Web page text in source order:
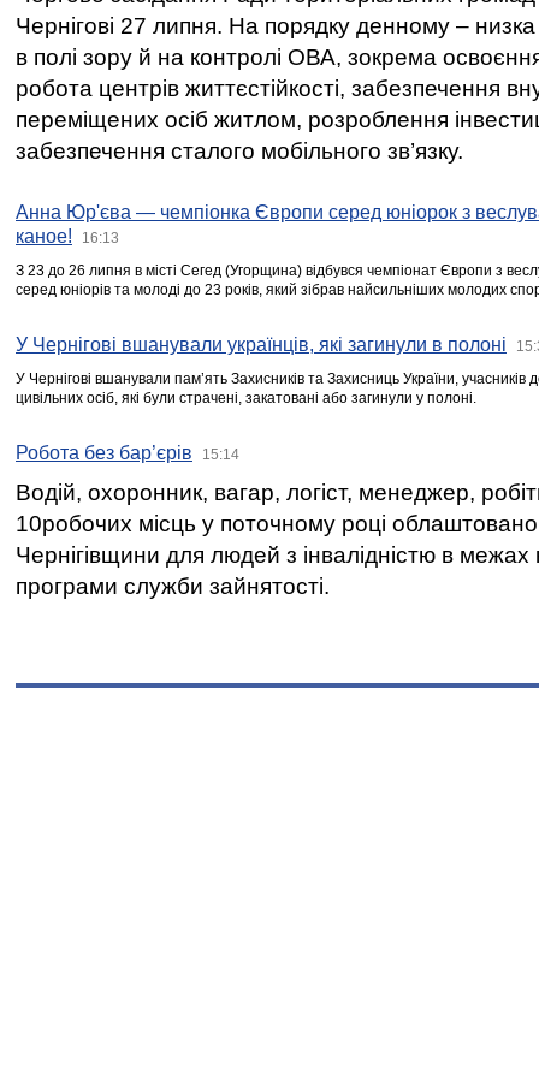
Чернігові 27 липня. На порядку денному –
в полі зору й на контролі ОВА, зокрема освоєння
робота центрів життєстійкості, забезпечення
переміщених осіб житлом, розроблення
забезпечення сталого мобільного зв’язку.
Анна Юр'єва — чемпіонка Європи серед юніорок з
каное!
16:13
З 23 до 26 липня в місті Сегед (Угорщина) відбувся чемпіонат Європи з
серед юніорів та молоді до 23 років, який зібрав найсильніших молодих
У Чернігові вшанували українців, які загинули в полоні
У Чернігові вшанували пам’ять Захисників та Захисниць України,
цивільних осіб, які були страчені, закатовані або загинули у полоні.
Робота без бар’єрів 15:14
Водій, охоронник, вагар, логіст, менеджер,
10робочих місць у поточному році
Чернігівщини для людей з інвалідністю в межах
програми служби зайнятості.